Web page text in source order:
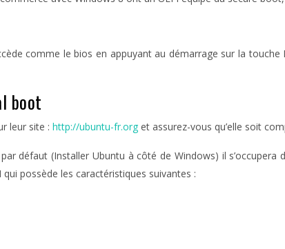
comme le bios en appuyant au démarrage sur la
boot
leur site : http://ubuntu-fr.org et assurez-vous qu’elle soit
défaut (Installer Ubuntu à côté de Windows) il
possède les caractéristiques suivantes :